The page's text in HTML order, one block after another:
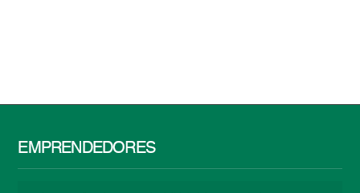
EMPRENDEDORES